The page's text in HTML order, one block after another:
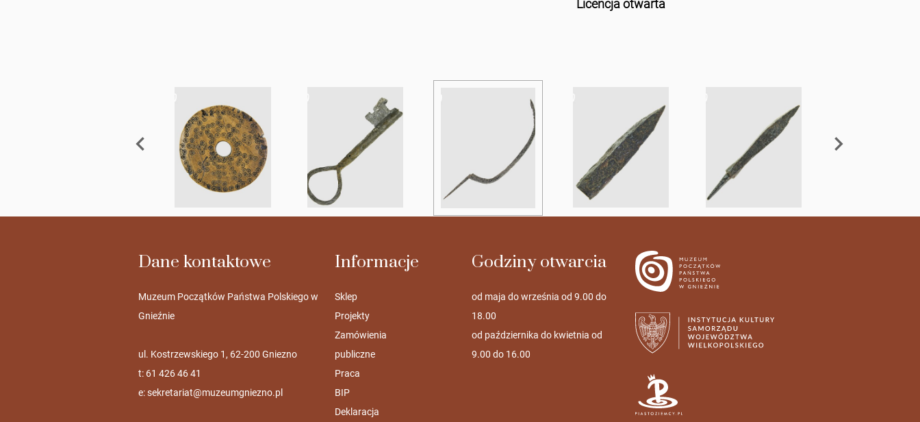
Licencja otwarta
Dane kontaktowe
Muzeum Początków Państwa Polskiego w
Gnieźnie
ul. Kostrzewskiego 1, 62-200 Gniezno
t: 61 426 46 41
e:sekretariat@muzeumgniezno.pl
Informacje
Sklep
Projekty
Zamówienia
publiczne
Praca
BIP
Deklaracja
Godziny otwarcia
od maja do września od 9.00 do
18.00
od października do kwietnia od
9.00 do 16.00